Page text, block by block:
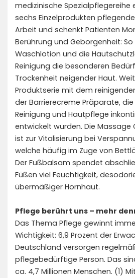
medizinische Spezialpflegereihe
sechs Einzelprodukten
Arbeit und schenkt Patienten
Berührung und Geborgenheit:
Waschlotion und die
Reinigung die besonderen
Trockenheit neigender Haut.
Produktserie mit dem
der Barrierecreme Präparate,
Reinigung und Hautpflege
entwickelt wurden. Die Massage
ist zur Vitalisierung bei
welche häufig im Zuge von
Der Fußbalsam spendet
Füßen viel Feuchtigkeit,
übermäßiger Hornhaut.
Pflege berührt uns – mehr
Das Thema Pflege gewinnt
Wichtigkeit: 6,9 Prozent der
Deutschland versorgen
pflegebedürftige Person. Das
ca. 4,7 Millionen Menschen. (1)